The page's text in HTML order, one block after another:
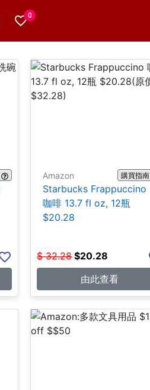
0
Amazon 購買指南
Starbucks Frappuccino
咖啡 13.7 fl oz, 12瓶
$20.28
$ 32.28 $20.28
由此查看